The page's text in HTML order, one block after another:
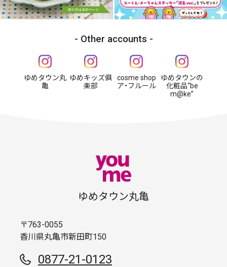
Other accounts
ゆめタウン丸
亀
ゆめキッズ俱
楽部
cosme shop
ア・フルール
ゆめタウンの
化粧品“be
m@ke”
ゆめタウン丸亀
〒763-0055
香川県丸亀市新田町150
0877-21-0123